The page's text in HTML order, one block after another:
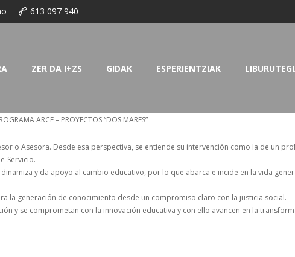
613 097 940
ZER DA I+ZS GIDAK ESPERIENTZIAK
ARCE – PROYECTOS “DOS MARES”
o Asesora. Desde esa perspectiva, se entiende su intervención como la de un
Servicio.
y da apoyo al cambio educativo, por lo que abarca e incide en la vida
la generación de conocimiento desde un compromiso claro con la justicia social.
y se comprometan con la innovación educativa y con ello avancen en la